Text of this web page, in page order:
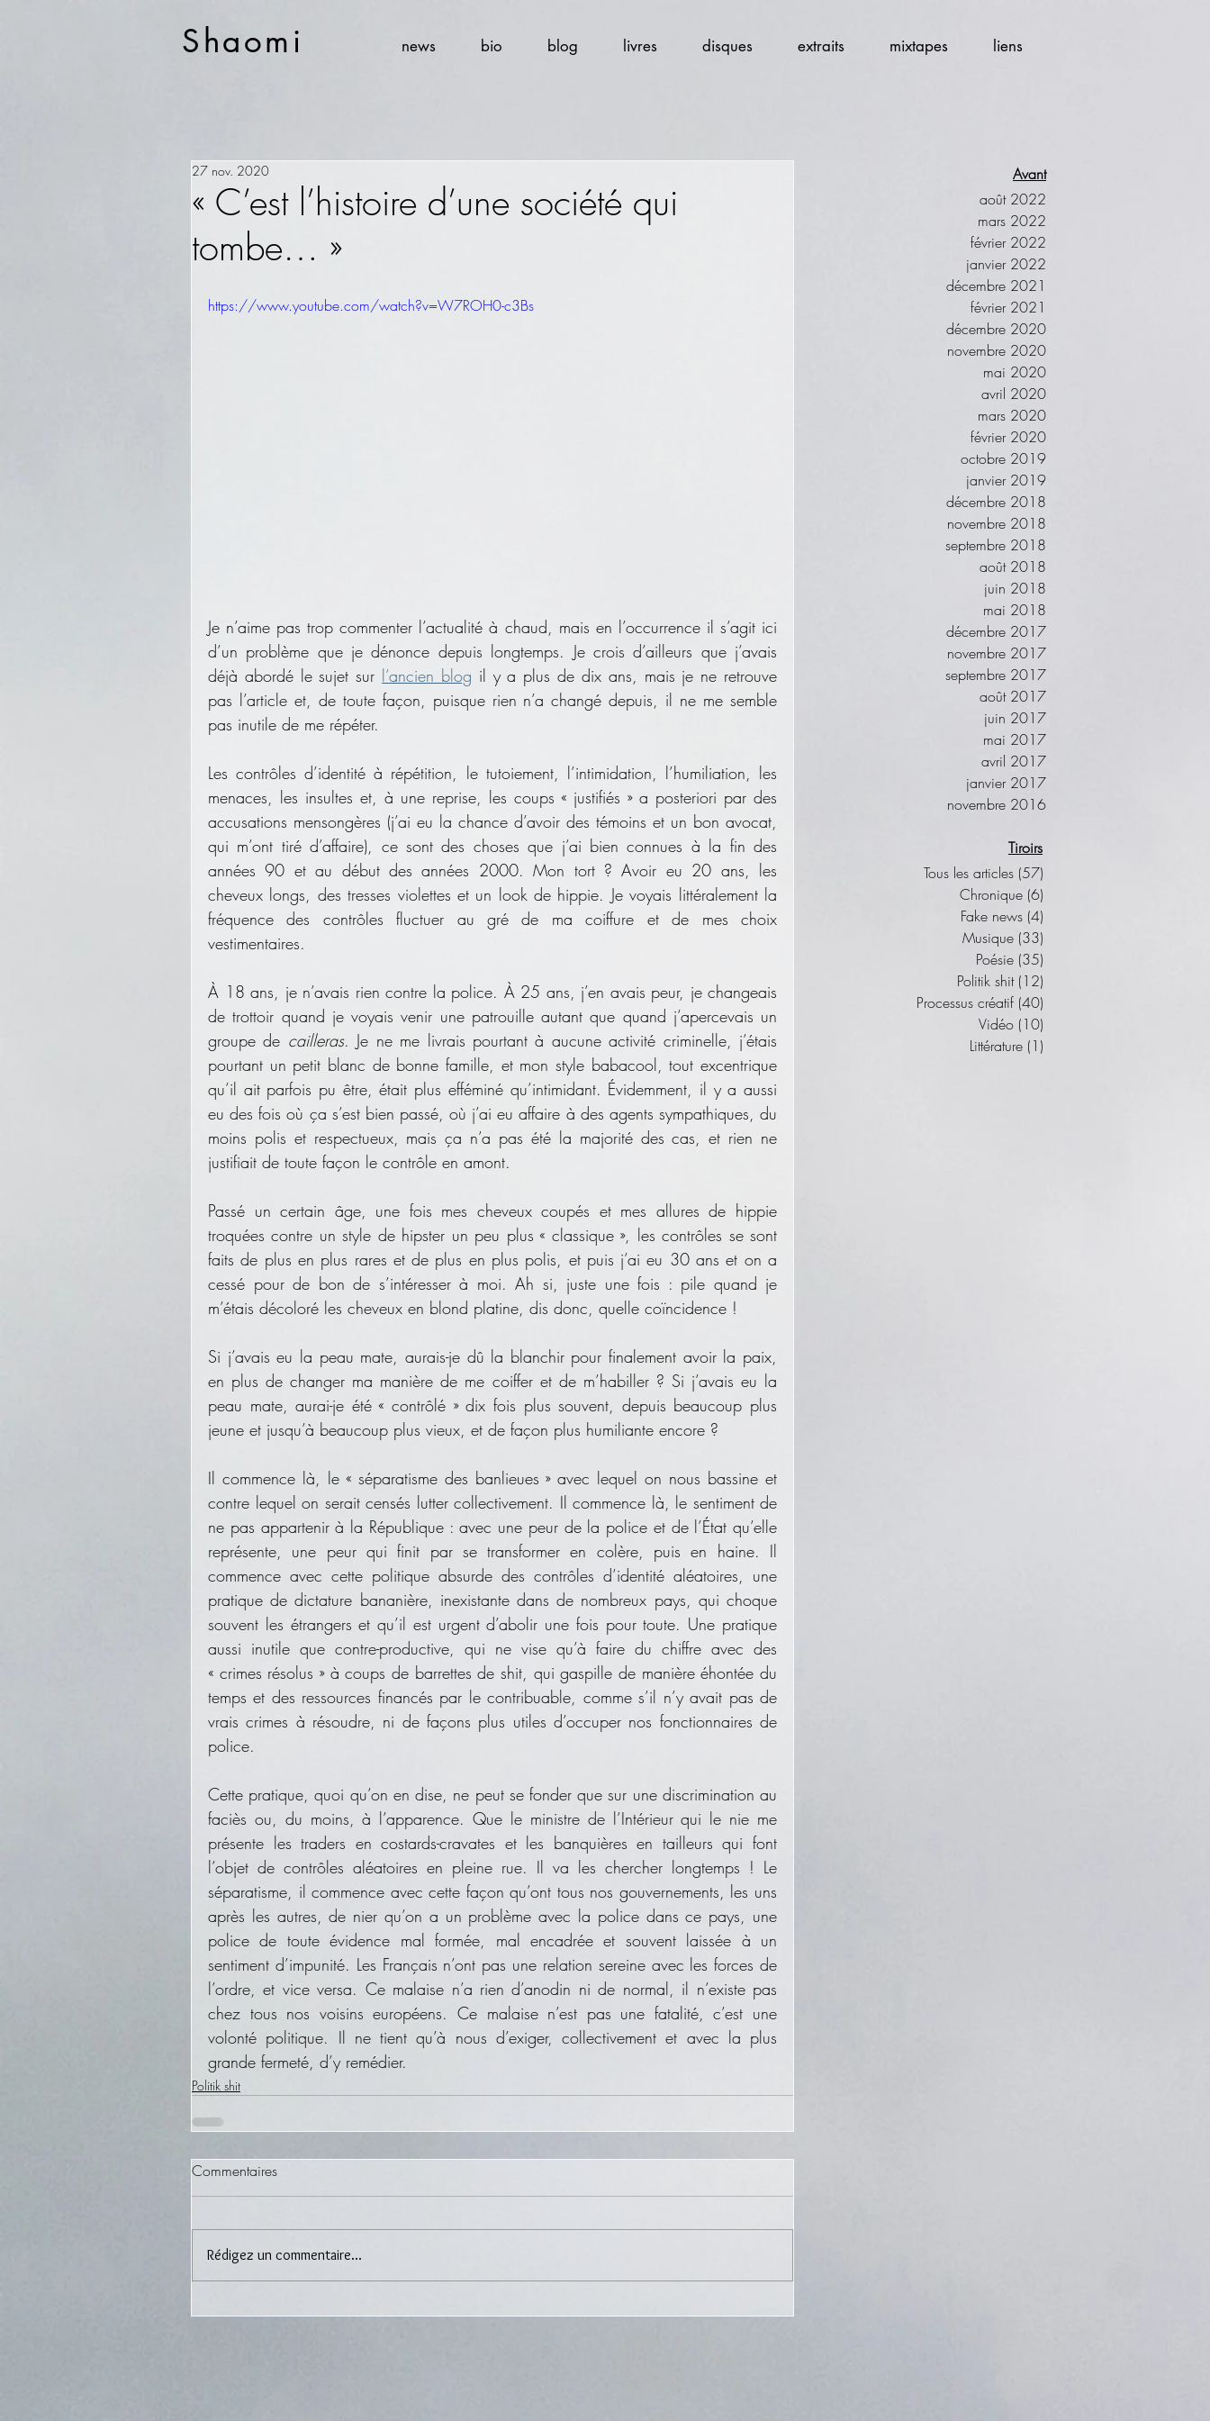
Shaomi news bio blog livres disques extraits mixtapes liens
« C’est l’histoire d’une société qui
tombe… »
27 nov. 2020
https://www.youtube.com/watch?v=W7ROH0-c3Bs
Je n’aime pas trop commenter l’actualité à chaud, mais en l’occurrence il s’agit ici
d’un problème que je dénonce depuis longtemps. Je crois d’ailleurs que j’avais
déjà abordé le sujet sur l’ancien blog il y a plus de dix ans, mais je ne retrouve
pas l’article et, de toute façon, puisque rien n’a changé depuis, il ne me semble
pas inutile de me répéter.
Les contrôles d’identité à répétition, le tutoiement, l’intimidation, l’humiliation, les
menaces, les insultes et, à une reprise, les coups « justifiés » a posteriori par des
accusations mensongères (j’ai eu la chance d’avoir des témoins et un bon avocat,
qui m’ont tiré d’affaire), ce sont des choses que j’ai bien connues à la fin des
années 90 et au début des années 2000. Mon tort ? Avoir eu 20 ans, les
cheveux longs, des tresses violettes et un look de hippie. Je voyais littéralement la
fréquence des contrôles fluctuer au gré de ma coiffure et de mes choix
vestimentaires.
À 18 ans, je n’avais rien contre la police. À 25 ans, j’en avais peur, je changeais
de trottoir quand je voyais venir une patrouille autant que quand j’apercevais un
groupe de cailleras. Je ne me livrais pourtant à aucune activité criminelle, j’étais
pourtant un petit blanc de bonne famille, et mon style babacool, tout excentrique
qu’il ait parfois pu être, était plus efféminé qu’intimidant. Évidemment, il y a aussi
eu des fois où ça s’est bien passé, où j’ai eu affaire à des agents sympathiques, du
moins polis et respectueux, mais ça n’a pas été la majorité des cas, et rien ne
justifiait de toute façon le contrôle en amont.
Passé un certain âge, une fois mes cheveux coupés et mes allures de hippie
troquées contre un style de hipster un peu plus « classique », les contrôles se sont
faits de plus en plus rares et de plus en plus polis, et puis j’ai eu 30 ans et on a
cessé pour de bon de s’intéresser à moi. Ah si, juste une fois : pile quand je
m’étais décoloré les cheveux en blond platine, dis donc, quelle coïncidence !
Si j’avais eu la peau mate, aurais-je dû la blanchir pour finalement avoir la paix,
en plus de changer ma manière de me coiffer et de m’habiller ? Si j’avais eu la
peau mate, aurai-je été « contrôlé » dix fois plus souvent, depuis beaucoup plus
jeune et jusqu’à beaucoup plus vieux, et de façon plus humiliante encore ?
Il commence là, le « séparatisme des banlieues » avec lequel on nous bassine et
contre lequel on serait censés lutter collectivement. Il commence là, le sentiment de
ne pas appartenir à la République : avec une peur de la police et de l’État qu’elle
représente, une peur qui finit par se transformer en colère, puis en haine. Il
commence avec cette politique absurde des contrôles d’identité aléatoires, une
pratique de dictature bananière, inexistante dans de nombreux pays, qui choque
souvent les étrangers et qu’il est urgent d’abolir une fois pour toute. Une pratique
aussi inutile que contre-productive, qui ne vise qu’à faire du chiffre avec des
« crimes résolus » à coups de barrettes de shit, qui gaspille de manière éhontée du
temps et des ressources financés par le contribuable, comme s’il n’y avait pas de
vrais crimes à résoudre, ni de façons plus utiles d’occuper nos fonctionnaires de
police.
Cette pratique, quoi qu’on en dise, ne peut se fonder que sur une discrimination au
faciès ou, du moins, à l’apparence. Que le ministre de l’Intérieur qui le nie me
présente les traders en costards-cravates et les banquières en tailleurs qui font
l’objet de contrôles aléatoires en pleine rue. Il va les chercher longtemps ! Le
séparatisme, il commence avec cette façon qu’ont tous nos gouvernements, les uns
après les autres, de nier qu’on a un problème avec la police dans ce pays, une
police de toute évidence mal formée, mal encadrée et souvent laissée à un
sentiment d’impunité. Les Français n’ont pas une relation sereine avec les forces de
l’ordre, et vice versa. Ce malaise n’a rien d’anodin ni de normal, il n’existe pas
chez tous nos voisins européens. Ce malaise n’est pas une fatalité, c’est une
volonté politique. Il ne tient qu’à nous d’exiger, collectivement et avec la plus
grande fermeté, d’y remédier.
Politik shit
Commentaires
Rédigez un commentaire...
Avant
août 2022
mars 2022
février 2022
janvier 2022
décembre 2021
février 2021
décembre 2020
novembre 2020
mai 2020
avril 2020
mars 2020
février 2020
octobre 2019
janvier 2019
décembre 2018
novembre 2018
septembre 2018
août 2018
juin 2018
mai 2018
décembre 2017
novembre 2017
septembre 2017
août 2017
juin 2017
mai 2017
avril 2017
janvier 2017
novembre 2016
Tiroirs
Tous les articles (57)
Chronique (6)
Fake news (4)
Musique (33)
Poésie (35)
Politik shit (12)
Processus créatif (40)
Vidéo (10)
Littérature (1)